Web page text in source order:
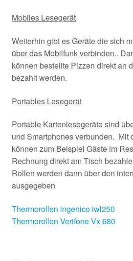
Mobiles Lesegerät
Weiterhin gibt es Geräte die sich
über das Mobilfunk verbinden..
können bestellte Pizzen direkt an
bezahlt werden.
Portables Lesegerät
Portable Kartenlesegeräte sind
und Smartphones verbunden. Mit
können zum Beispiel Gäste im
Rechnung direkt am Tisch
Rollen werden dann über den
ausgegeben
Thermorollen ingenico iwl250
Thermorollen Verifone Vx 680